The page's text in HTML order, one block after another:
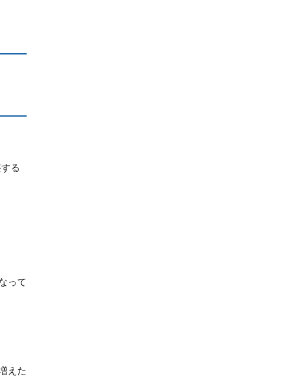
る
って
えた